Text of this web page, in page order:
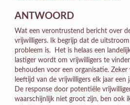
ANTWOORD
Wat een verontrustend bericht over
vrijwilligers. Ik begrijp dat de
probleem is. Het is helaas een
lastiger wordt om vrijwilligers te
behouden voor een organisatie.
leeftijd van de vrijwilligers elk jaar een
De response door potentiële
waarschijnlijk niet groot zijn, ben ook